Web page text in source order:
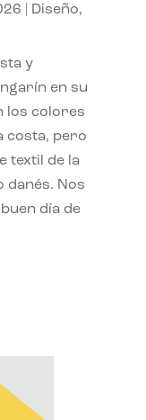
Diseño,
y
en su
los colores
costa, pero
textil de la
danés. Nos
día de